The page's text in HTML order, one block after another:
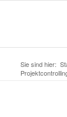
Sie sind hier: